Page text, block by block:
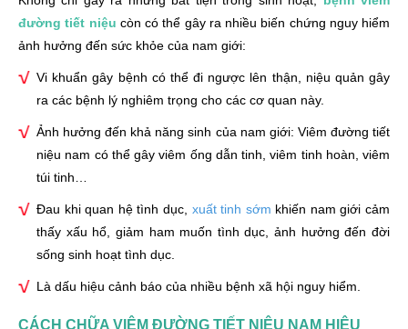
đường tiết niệu còn có thể gây ra nhiều biến chứng nguy hiểm
ảnh hưởng đến sức khỏe của nam giới:
Vi khuẩn gây bệnh có thể đi ngược lên thận, niệu quản gây
ra các bệnh lý nghiêm trọng cho các cơ quan này.
Ảnh hưởng đến khả năng sinh của nam giới: Viêm đường tiết
niệu nam có thể gây viêm ống dẫn tinh, viêm tinh hoàn, viêm
túi tinh…
Đau khi quan hệ tình dục, xuất tinh sớm khiến nam giới cảm
thấy xấu hổ, giảm ham muốn tình dục, ảnh hưởng đến đời
sống sinh hoạt tình dục.
Là dấu hiệu cảnh báo của nhiều bệnh xã hội nguy hiểm.
CÁCH CHỮA VIÊM ĐƯỜNG TIẾT NIỆU NAM HIỆU